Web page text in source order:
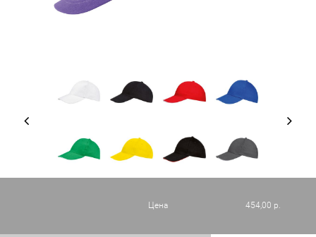
Цена 454,00 р.